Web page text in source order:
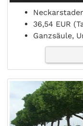
36,54 EUR
Ganzsäule,